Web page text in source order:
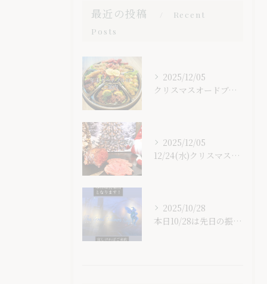
最近の投稿
Recent
Posts
2025/12/05
クリスマスオードブルに続いて遅すぎるのですが、年末オードブル...
2025/12/05
⁡12/24(水)クリスマス・イブに1日限定のクリスマスオー...
2025/10/28
本日10/28は先日の振り替えで、営業日となります！